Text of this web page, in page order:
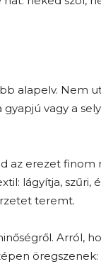
alapelv. Nem
vagy a
az erezet finom
lágyítja, szűri,
teremt.
Arról,